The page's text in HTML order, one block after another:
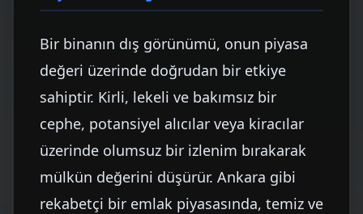
Bir binanın dış görünümü, onun piyasa
değeri üzerinde doğrudan bir etkiye
sahiptir. Kirli, lekeli ve bakımsız bir
cephe, potansiyel alıcılar veya kiracılar
üzerinde olumsuz bir izlenim bırakarak
mülkün değerini düşürür. Ankara gibi
rekabetçi bir emlak piyasasında, temiz ve